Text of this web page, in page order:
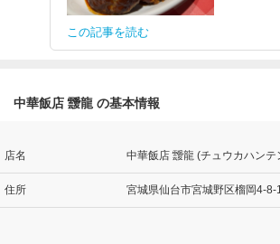
この記事を読む
中華飯店 靉龍 の基本情報
店名 中華飯店 靉龍 (チュウカハンテ
住所 宮城県仙台市宮城野区榴岡4-